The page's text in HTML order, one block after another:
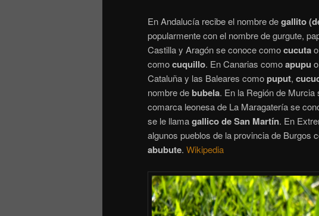
En Andalucía recibe el nombre degallito
popularmente con el nombre de gurgute,
Castilla y Aragón se conoce comocucutao
comocuquillo. En Canarias comoapupu o
Cataluña y las Baleares como puput,
nombre de bubela. En la Región de
comarca leonesa de La Maragatería se
se le llamagallico de San Martín. En
algunos pueblos de la provincia de Burgos
abubute. Wikipedia